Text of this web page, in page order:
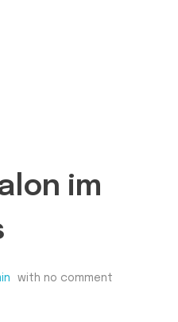
im
with no comment